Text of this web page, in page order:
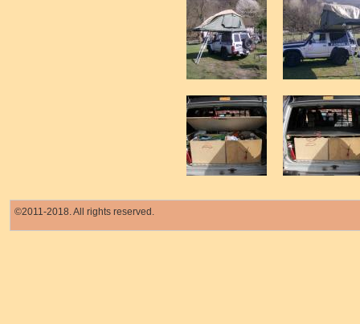
©2011-2018. All rights reserved.